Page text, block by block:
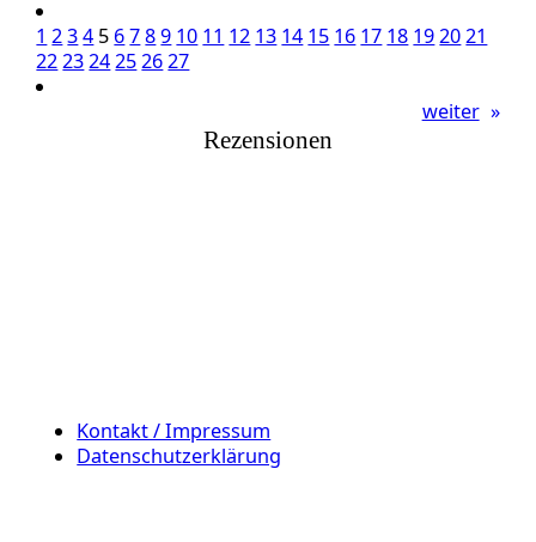
1 234 5 6789 10 11 12 13 14 15 16 17 18 192021
222324252627
weiter »
Rezensionen
Kontakt / Impressum
Datenschutzerklärung